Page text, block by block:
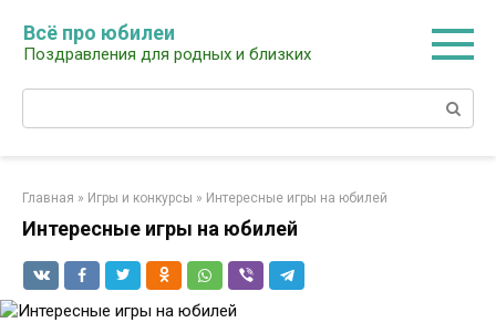
контенту
Всё про юбилеи
Поздравления для родных и близких
Главная » Игры и конкурсы » Интересные игры на юбилей
Интересные игры на юбилей